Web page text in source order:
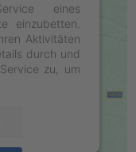
eines
einzubetten.
Aktivitäten
durch und
zu, um